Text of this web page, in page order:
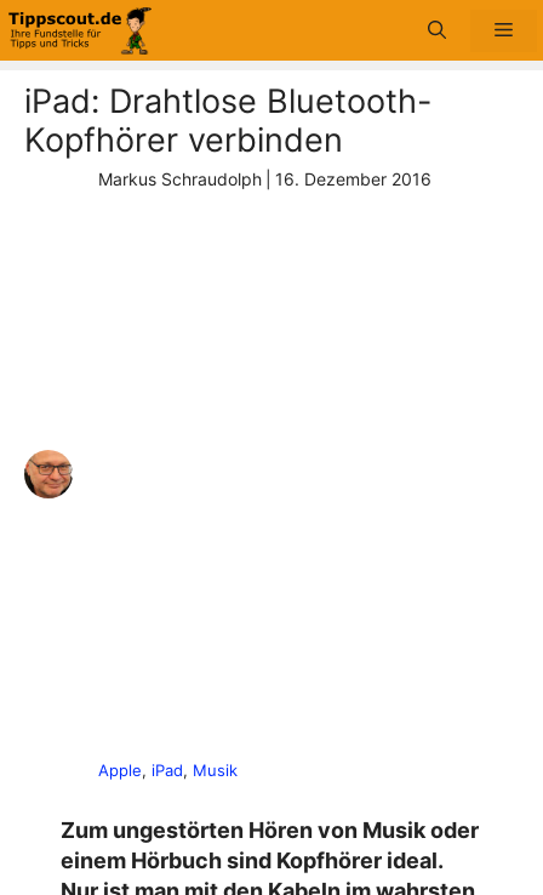
Zum
Inhalt
iPad: Drahtlose Bluetooth-
Kopfhörer verbinden
Markus Schraudolph 16. Dezember 2016
Apple, iPad, Musik
Zum ungestörten Hören von Musik oder
einem Hörbuch sind Kopfhörer ideal.